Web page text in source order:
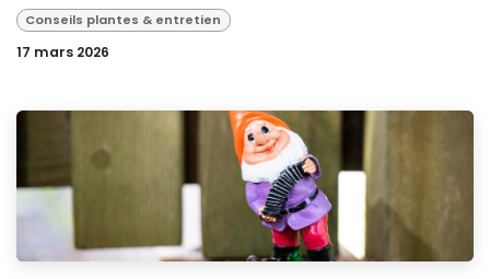
Conseils plantes & entretien
17 mars 2026